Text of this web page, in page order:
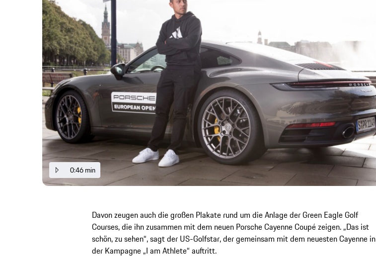
0:46 min
Davon zeugen auch die großen Plakate rund um die Anlage der Green Eagle Golf
Courses, die ihn zusammen mit dem neuen Porsche Cayenne Coupé zeigen. „Das ist
schön, zu sehen“, sagt der US-Golfstar, der gemeinsam mit dem neuesten Cayenne in
der Kampagne „I am Athlete“ auftritt.